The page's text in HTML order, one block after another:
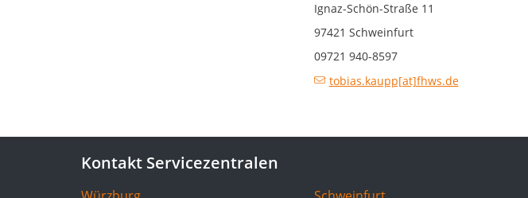
Ignaz-Schön-Straße 11
97421 Schweinfurt
09721 940-8597
tobias.kaupp[at]fhws.de
Kontakt Servicezentralen